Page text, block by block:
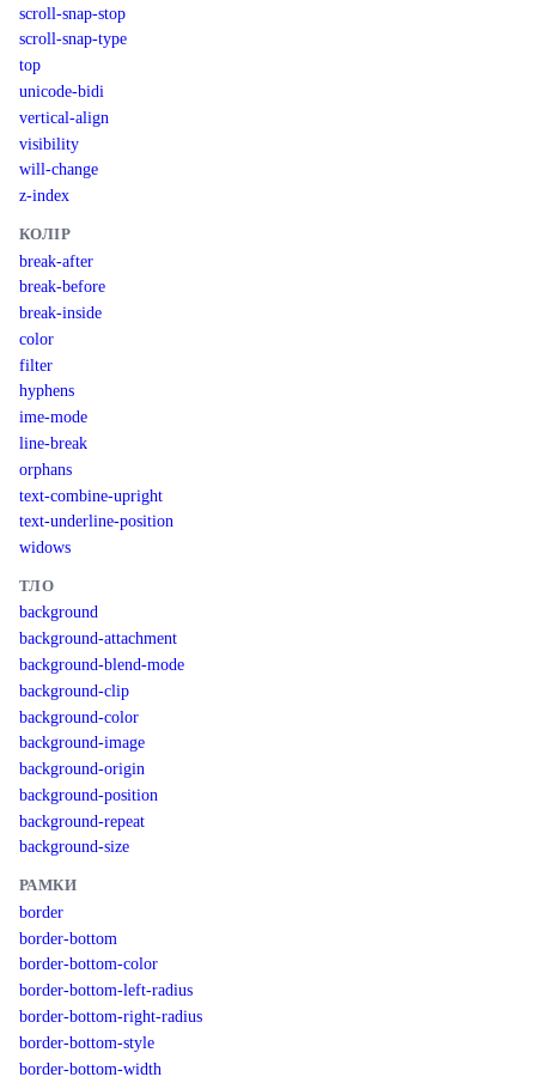
scroll-snap-stop
scroll-snap-type
top
unicode-bidi
vertical-align
visibility
will-change
z-index
КОЛІР
break-after
break-before
break-inside
color
filter
hyphens
ime-mode
line-break
orphans
text-combine-upright
text-underline-position
widows
ТЛО
background
background-attachment
background-blend-mode
background-clip
background-color
background-image
background-origin
background-position
background-repeat
background-size
РАМКИ
border
border-bottom
border-bottom-color
border-bottom-left-radius
border-bottom-right-radius
border-bottom-style
border-bottom-width